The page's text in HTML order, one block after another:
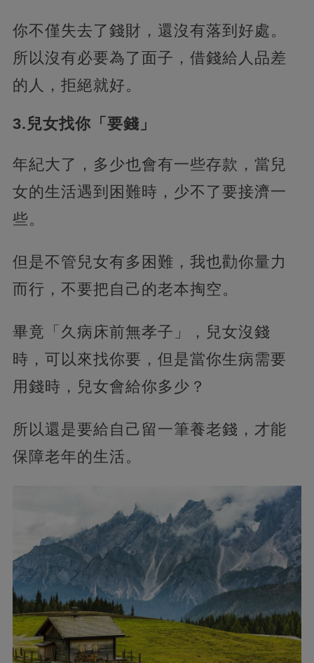
你不僅失去了錢財，還沒有落到好處。
所以沒有必要為了面子，借錢給人品差
的人，拒絕就好。
3.兒女找你「要錢」
年紀大了，多少也會有一些存款，當兒
女的生活遇到困難時，少不了要接濟一
些。
但是不管兒女有多困難，我也勸你量力
而行，不要把自己的老本掏空。
畢竟「久病床前無孝子」，兒女沒錢
時，可以來找你要，但是當你生病需要
用錢時，兒女會給你多少？
所以還是要給自己留一筆養老錢，才能
保障老年的生活。